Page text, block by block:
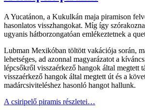
A Yucatánon, a Kukulkán maja piramison
hasonlatos visszhangokat. Míg így
ugyanis hátborzongatóan emlékeztetnek a
Lubman Mexikóban töltött vakációja során,
lehetséges, ad azonnal magyarázatot a
lépcsőkről visszaérkező hangok által megtett
visszaérkező hangok által megtett út és a
madárcsiviteléshez hasonló hangot hallunk.
A csiripelő piramis részletei…